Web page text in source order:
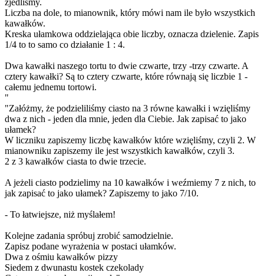
Liczba na dole, to mianownik, który mówi nam ile było wszystkich
kawałków.
Kreska ułamkowa oddzielająca obie liczby, oznacza dzielenie. Zapis
1/4 to to samo co działanie 1 : 4.
Dwa kawałki naszego tortu to dwie czwarte, trzy -trzy czwarte. A
cztery kawałki? Są to cztery czwarte, które równają się liczbie 1 -
całemu jednemu tortowi.
"
"Załóżmy, że podzieliliśmy ciasto na 3 równe kawałki i wzięliśmy
dwa z nich - jeden dla mnie, jeden dla Ciebie. Jak zapisać to jako
ułamek?
W liczniku zapiszemy liczbę kawałków które wzięliśmy, czyli 2. W
mianowniku zapiszemy ile jest wszystkich kawałków, czyli 3.
2 z 3 kawałków ciasta to dwie trzecie.
A jeżeli ciasto podzielimy na 10 kawałków i weźmiemy 7 z nich, to
jak zapisać to jako ułamek? Zapiszemy to jako 7/10.
- To łatwiejsze, niż myślałem!
Kolejne zadania spróbuj zrobić samodzielnie.
Zapisz podane wyrażenia w postaci ułamków.
Dwa z ośmiu kawałków pizzy
Siedem z dwunastu kostek czekolady